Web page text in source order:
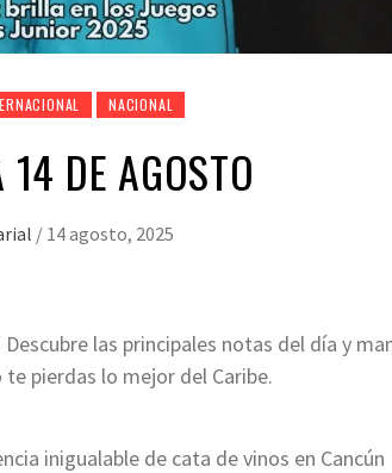
NACIONAL
14 DE AGOSTO
/ 14 agosto, 2025
las principales notas del día y
pierdas lo mejor del Caribe.
inigualable de cata de vinos en Cancún